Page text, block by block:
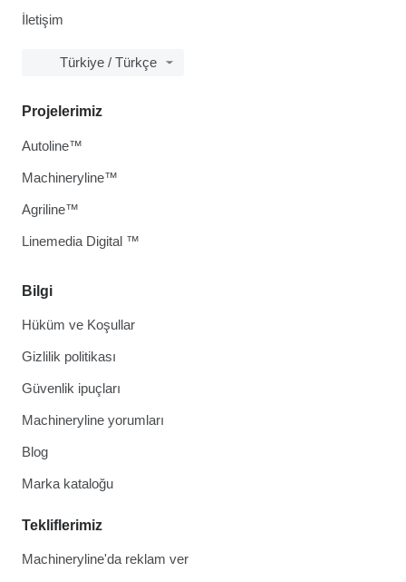
İletişim
Türkiye / Türkçe
Bilgi
Hüküm ve Koşullar
Gizlilik politikası
Güvenlik ipuçları
Machineryline yorumları
Blog
Marka kataloğu
Tekliflerimiz
Machineryline'da reklam ver
Projelerimiz
Autoline™
Machineryline™
Agriline™
Linemedia Digital ™